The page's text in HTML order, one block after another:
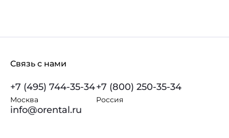
Связь с нами
+7 (495) 744-35-34
Москва
+7 (800) 250-35-34
Россия
info@orental.ru